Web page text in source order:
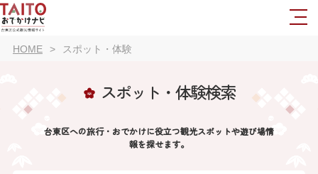
HOME スポット・体験
スポット・体験検索
台東区への旅行・おでかけに役立つ観光スポットや遊び場情
報を探せます。